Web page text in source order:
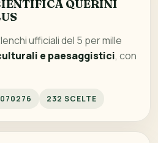
QUERINI
ufficiali del 5 per mille
e paesaggistici, con
232 SCELTE